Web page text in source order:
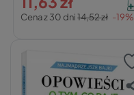
Cena z 30 dni14,52 zł -19%